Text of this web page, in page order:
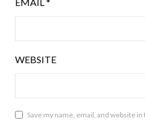
EMAIL*
WEBSITE
Save my name, email, and website